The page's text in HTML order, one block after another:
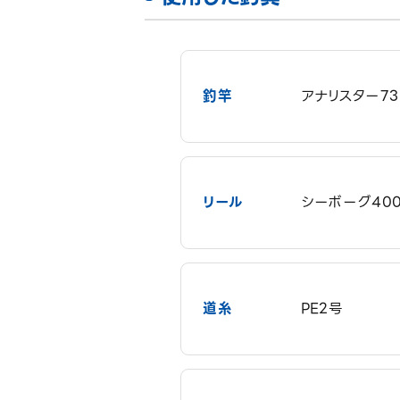
釣竿 アナリスター73
リール シーボーグ
道糸 PE2号